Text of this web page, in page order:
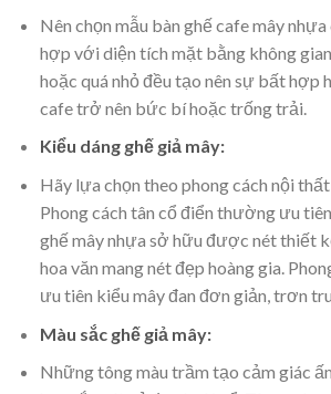
Nên chọn mẫu bàn ghế cafe mây
hợp với diện tích mặt bằng không
hoặc quá nhỏ đều tạo nên sự bất hợp
cafe trở nên bức bí hoặc trống trải.
Kiểu dáng ghế giả mây:
Hãy lựa chọn theo phong cách nội
Phong cách tân cổ điển thường ưu
ghế mây nhựa sở hữu được nét thiết
hoa văn mang nét đẹp hoàng gia.
ưu tiên kiểu mây đan đơn giản, trơn
Màu sắc ghế giả mây:
Những tông màu trầm tạo cảm giác